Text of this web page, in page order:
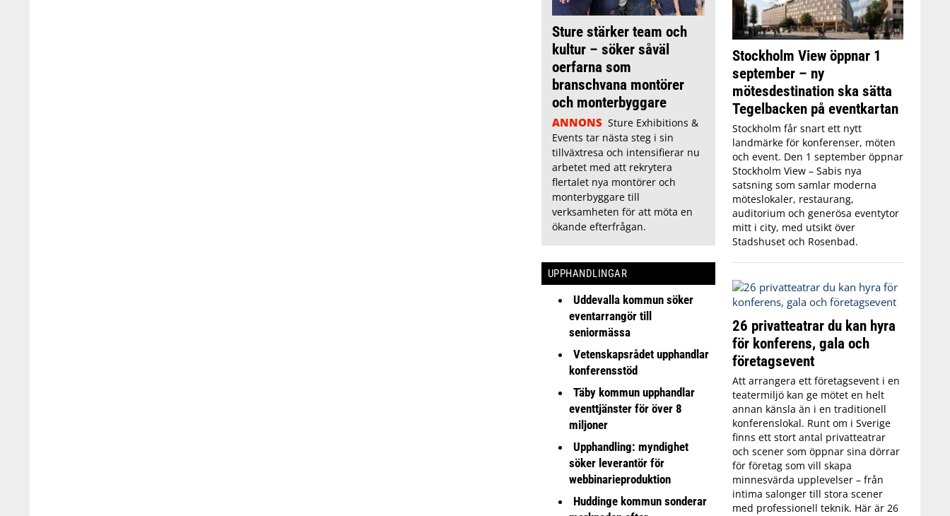
Sture stärker team och
kultur – söker såväl
oerfarna som
branschvana montörer
och monterbyggare
ANNONS Sture Exhibitions &
Events tar nästa steg i sin
tillväxtresa och intensifierar nu
arbetet med att rekrytera
flertalet nya montörer och
monterbyggare till
verksamheten för att möta en
ökande efterfrågan.
UPPHANDLINGAR
Uddevalla kommun söker
eventarrangör till
seniormässa
Vetenskapsrådet upphandlar
konferensstöd
Täby kommun upphandlar
eventtjänster för över 8
miljoner
Upphandling: myndighet
söker leverantör för
webbinarieproduktion
Huddinge kommun sonderar
Stockholm View öppnar 1
september – ny
mötesdestination ska sätta
Tegelbacken på eventkartan
Stockholm får snart ett nytt
landmärke för konferenser, möten
och event. Den 1 september öppnar
Stockholm View – Sabis nya
satsning som samlar moderna
möteslokaler, restaurang,
auditorium och generösa eventytor
mitt i city, med utsikt över
Stadshuset och Rosenbad.
26 privatteatrar du kan hyra
för konferens, gala och
företagsevent
Att arrangera ett företagsevent i en
teatermiljö kan ge mötet en helt
annan känsla än i en traditionell
konferenslokal. Runt om i Sverige
finns ett stort antal privatteatrar
och scener som öppnar sina dörrar
för företag som vill skapa
minnesvärda upplevelser – från
intima salonger till stora scener
med professionell teknik. Här är 26